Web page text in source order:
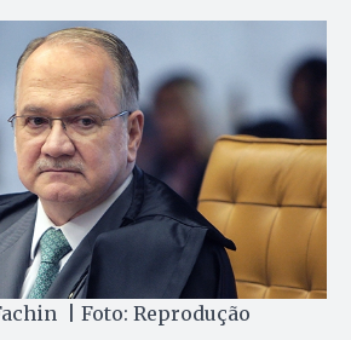
| Foto: Reprodução